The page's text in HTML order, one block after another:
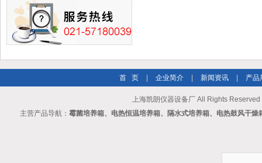
首 页 企业简介 新闻资讯 产品
上海凯朗仪器设备厂 All Rights Reserved
主营产品导航： 霉菌培养箱、电热恒温培养箱、隔水式培养箱、电热鼓风干